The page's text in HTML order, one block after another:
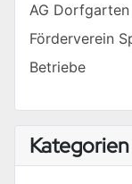
AG Dorfgarten
Förderverein
Betriebe
Kategorien